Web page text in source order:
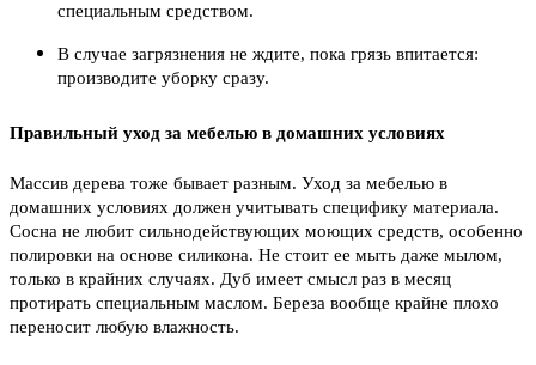
специальным средством.
В случае загрязнения не ждите, пока грязь впитается:
производите уборку сразу.
Правильный уход за мебелью в домашних условиях
Массив дерева тоже бывает разным. Уход за мебелью в
домашних условиях должен учитывать специфику материала.
Сосна не любит сильнодействующих моющих средств, особенно
полировки на основе силикона. Не стоит ее мыть даже мылом,
только в крайних случаях. Дуб имеет смысл раз в месяц
протирать специальным маслом. Береза вообще крайне плохо
переносит любую влажность.